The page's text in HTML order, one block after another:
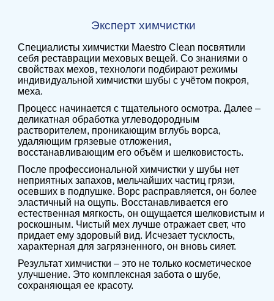
Эксперт химчистки
Специалисты химчистки Maestro Clean посвятили
себя реставрации меховых вещей. Со знаниями о
свойствах мехов, технологи подбирают режимы
индивидуальной химчистки шубы с учётом покроя,
меха.
Процесс начинается с тщательного осмотра. Далее –
деликатная обработка углеводородным
растворителем, проникающим вглубь ворса,
удаляющим грязевые отложения,
восстанавливающим его объём и шелковистость.
После профессиональной химчистки у шубы нет
неприятных запахов, мельчайших частиц грязи,
осевших в подпушке. Ворс расправляется, он более
эластичный на ощупь. Восстанавливается его
естественная мягкость, он ощущается шелковистым и
роскошным. Чистый мех лучше отражает свет, что
придает ему здоровый вид. Исчезает тусклость,
характерная для загрязненного, он вновь сияет.
Результат химчистки – это не только косметическое
улучшение. Это комплексная забота о шубе,
сохраняющая ее красоту.